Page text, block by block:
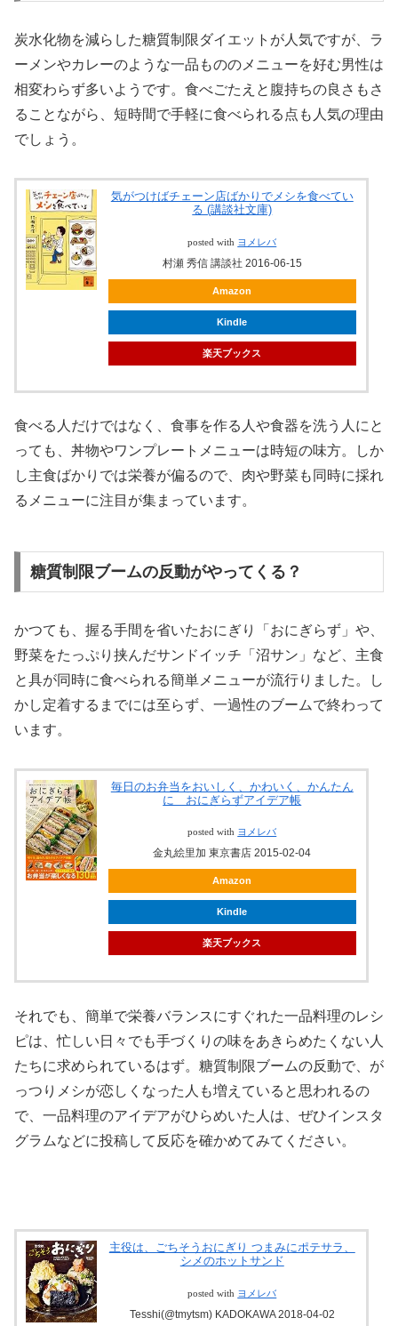
炭水化物を減らした糖質制限ダイエットが人気ですが、ラ
ーメンやカレーのような一品もののメニューを好む男性は
相変わらず多いようです。食べごたえと腹持ちの良さもさ
ることながら、短時間で手軽に食べられる点も人気の理由
でしょう。
気がつけばチェーン店ばかりでメシを食べてい
る (講談社文庫)
posted with ヨメレバ
村瀬 秀信 講談社 2016-06-15
Amazon
Kindle
楽天ブックス
食べる人だけではなく、食事を作る人や食器を洗う人にと
っても、丼物やワンプレートメニューは時短の味方。しか
し主食ばかりでは栄養が偏るので、肉や野菜も同時に採れ
るメニューに注目が集まっています。
糖質制限ブームの反動がやってくる？
かつても、握る手間を省いたおにぎり「おにぎらず」や、
野菜をたっぷり挟んだサンドイッチ「沼サン」など、主食
と具が同時に食べられる簡単メニューが流行りました。し
かし定着するまでには至らず、一過性のブームで終わって
います。
毎日のお弁当をおいしく、かわいく、かんたん
に おにぎらずアイデア帳
posted with ヨメレバ
金丸絵里加 東京書店 2015-02-04
Amazon
Kindle
楽天ブックス
それでも、簡単で栄養バランスにすぐれた一品料理のレシ
ピは、忙しい日々でも手づくりの味をあきらめたくない人
たちに求められているはず。糖質制限ブームの反動で、が
っつりメシが恋しくなった人も増えていると思われるの
で、一品料理のアイデアがひらめいた人は、ぜひインスタ
グラムなどに投稿して反応を確かめてみてください。
主役は、ごちそうおにぎり つまみにポテサラ、
シメのホットサンド
posted with ヨメレバ
Tesshi(@tmytsm) KADOKAWA 2018-04-02